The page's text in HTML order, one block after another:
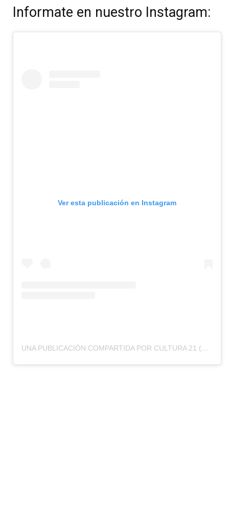
Informate en nuestro Instagram:
Ver esta publicación en Instagram
UNA PUBLICACIÓN COMPARTIDA POR CULTURA 21 (@CULTURA21CL)